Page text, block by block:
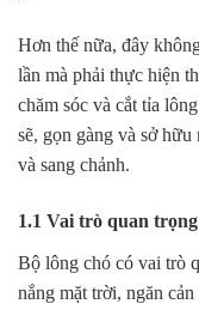
Hơn thế nữa, đây
lần mà phải thực hiện
chăm sóc và cắt tỉa
sẽ, gọn gàng và sở
và sang chảnh.
1.1 Vai trò quan
Bộ lông chó có vai trò
nắng mặt trời, ngăn